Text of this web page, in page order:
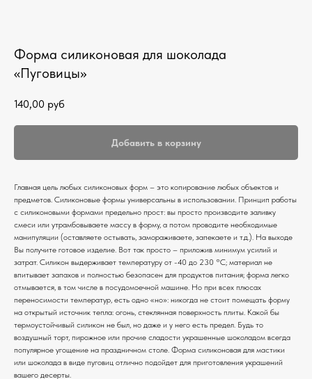
Форма силиконовая для шоколада
«Пуговицы»
140,00 руб
Добавить в корзину
Главная цель любых силиконовых форм – это копирование любых объектов и
предметов. Силиконовые формы универсальны в использовании. Принцип работы
с силиконовыми формами предельно прост: вы просто производите заливку
смеси или утрамбовываете массу в форму, а потом проводите необходимые
манипуляции (оставляете остывать, замораживаете, запекаете и т.д.). На выходе
Вы получите готовое изделие. Вот так просто – приложив минимум усилий и
затрат. Силикон выдерживает температуру от -40 до 230 °С; материал не
впитывает запахов и полностью безопасен для продуктов питания; форма легко
отмывается, в том числе в посудомоечной машине. Но при всех плюсах
переносимости температур, есть одно «но»: никогда не стоит помещать форму
на открытый источник тепла: огонь, стеклянная поверхность плиты. Какой бы
термоустойчивый силикон не был, но даже и у него есть предел. Будь то
воздушный торт, пирожное или прочие сладости украшенные шоколадом всегда
популярное угощение на праздничном столе. Форма силиконовая для мастики
или шоколада в виде пуговиц отлично подойдет для приготовления украшений
вашего десерты.